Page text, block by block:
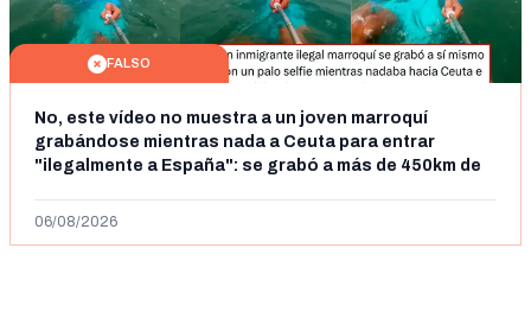
FALSO
No, este vídeo no muestra a un joven marroquí
grabándose mientras nada a Ceuta para entrar
"ilegalmente a España": se grabó a más de 450km de
06/08/2026